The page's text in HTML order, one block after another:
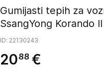
Gumijasti tepih za
SsangYong Korando
ID: 22130243
2088 €